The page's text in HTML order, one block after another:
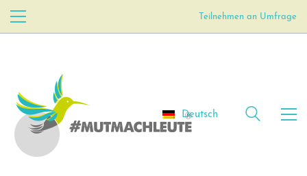
Teilnehmen an Umfrage
Deutsch